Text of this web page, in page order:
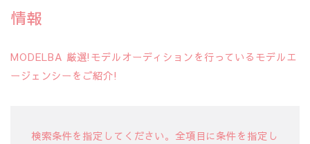
情報
MODELBA 厳選!モデルオーディションを行っているモデルエ
ージェンシーをご紹介!
検索条件を指定してください。全項目に条件を指定し